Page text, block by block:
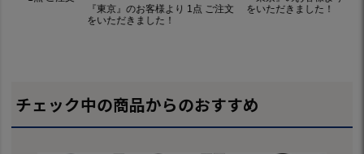
チェック中の商品からのおすすめ